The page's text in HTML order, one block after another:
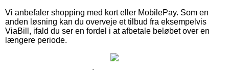
Vi anbefaler shopping med kort eller MobilePay. Som en
anden løsning kan du overveje et tilbud fra eksempelvis
ViaBill, ifald du ser en fordel i at afbetale beløbet over en
længere periode.